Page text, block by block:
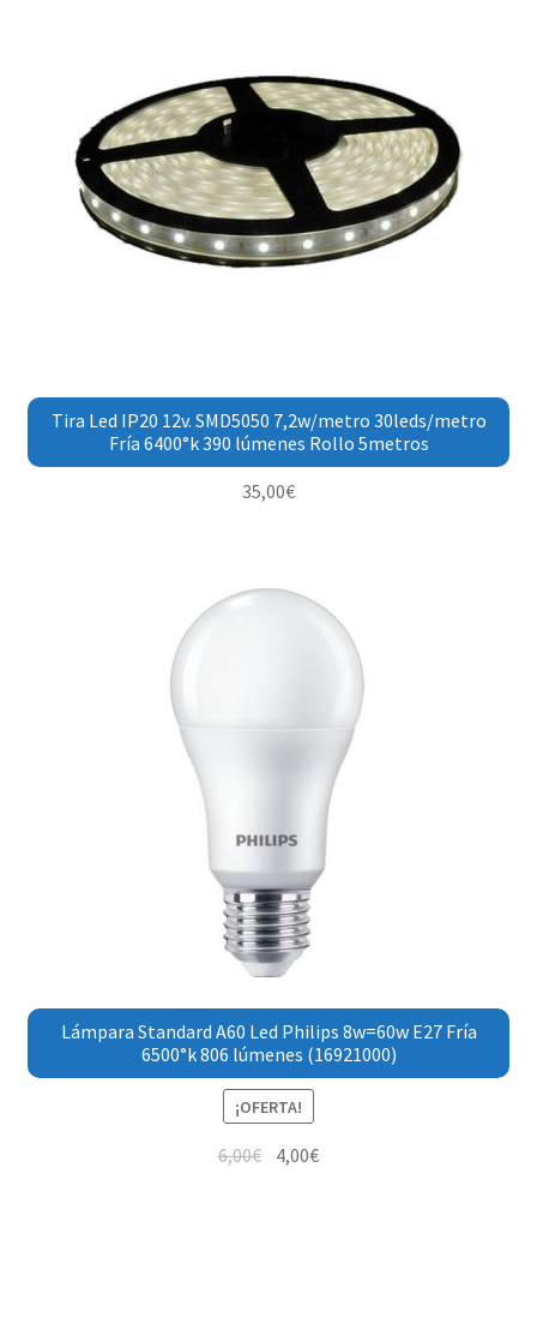
Tira Led IP20 12v. SMD5050 7,2w/metro 30leds/metro
Fría 6400°k 390 lúmenes Rollo 5metros
35,00€
Lámpara Standard A60 Led Philips 8w=60w E27 Fría
6500°k 806 lúmenes (16921000)
¡OFERTA!
6,00€ 4,00€